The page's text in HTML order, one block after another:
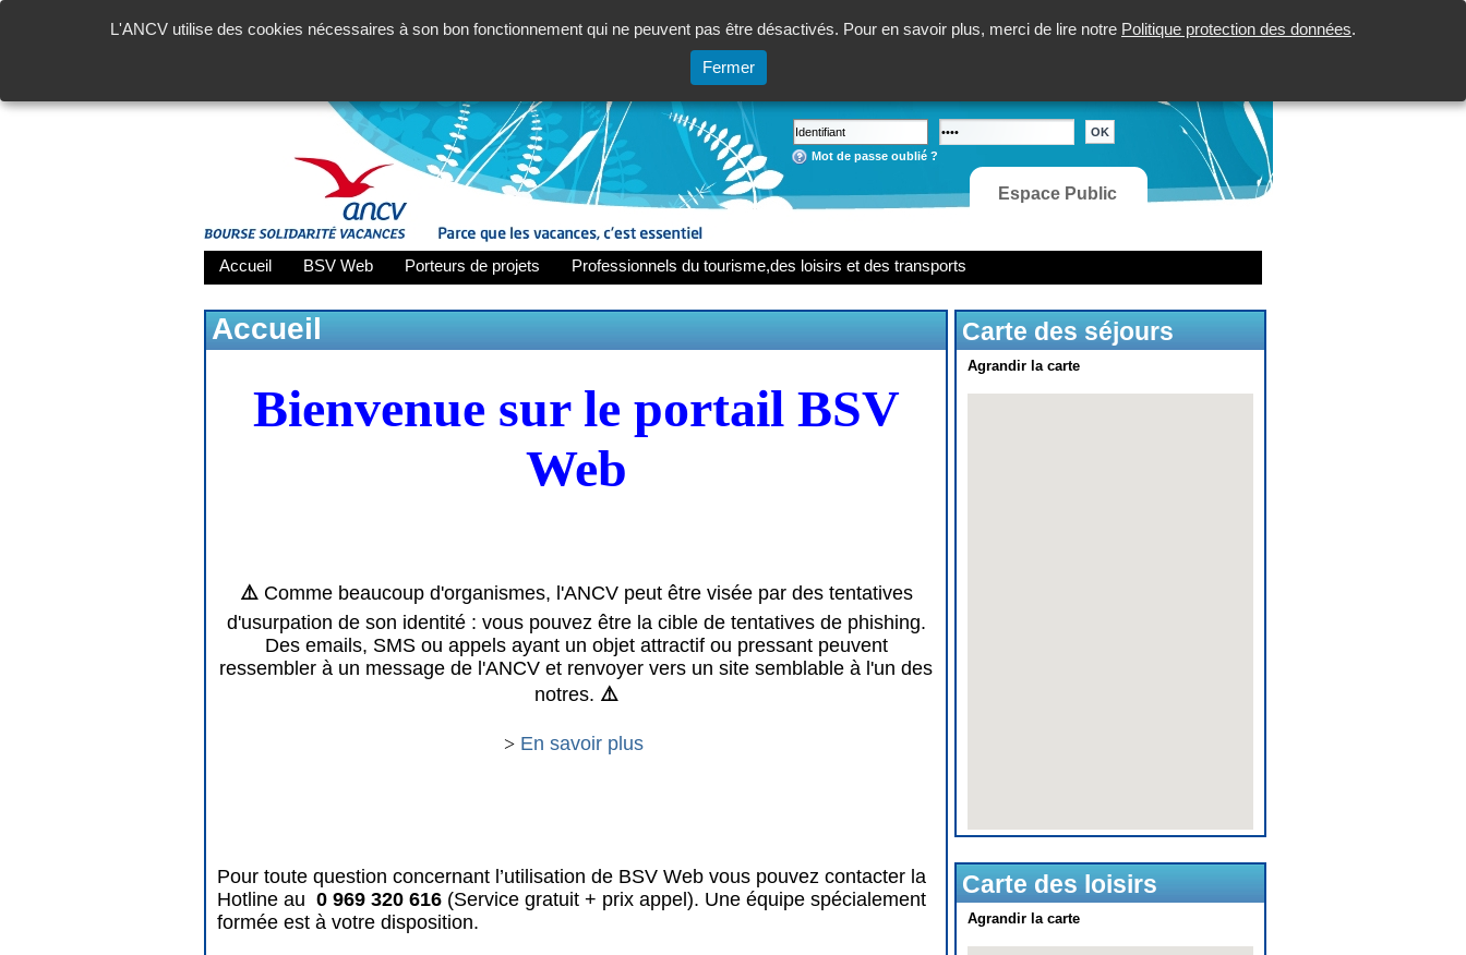
L'ANCV utilise des cookies nécessaires à son bon fonctionnement qui ne peuvent pas être désactivés. Pour en savoir plus, merci de lire notre Politique protection des données.
Fermer
Mot de passe oublié ?
Espace Public
Accueil BSV Web Porteurs de projets Professionnels du tourisme,des loisirs et des transports
Accueil
Bienvenue sur le portail BSV
Web
⚠️ Comme beaucoup d'organismes, l'ANCV peut être visée par des tentatives
d'usurpation de son identité : vous pouvez être la cible de tentatives de phishing.
Des emails, SMS ou appels ayant un objet attractif ou pressant peuvent
ressembler à un message de l'ANCV et renvoyer vers un site semblable à l'un des
notres. ⚠️
> En savoir plus
Pour toute question concernant l’utilisation de BSV Web vous pouvez contacter la
Hotline au 0 969 320 616 (Service gratuit + prix appel). Une équipe spécialement
formée est à votre disposition.
Carte des séjours
Agrandir la carte
Carte des loisirs
Agrandir la carte